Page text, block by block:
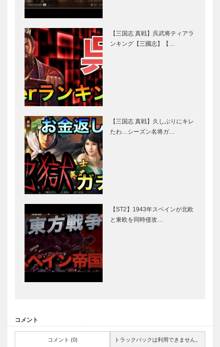
【三国志 真戦】呉武将ティアラ
ンキング【三國志】【…
【三国志 真戦】久しぶりにキレ
たわ…シーズン名将ガ…
【ST2】1943年スペインが北欧
と東欧を同時侵攻…
コメント
コメント (0) トラックバックは利用できません。